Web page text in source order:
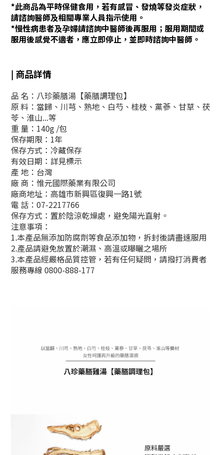
*此商品為平時保健食用，若有感冒、發燒等發炎症狀，
請諮詢醫師及相關專業人員指示使用。
*慢性病患者及孕婦請諮詢中醫師後再服用；服用期間或
服用後感覺不適者，應立即停止，並即時諮詢中醫師。
| 商品詳情
品 名：八珍藥膳湯【藥膳調理包】
原 料：當歸、川芎、熟地、白芍、桂枝、黨蔘、甘草、茯
苓、淮山...等
重 量：140g /包
保存期限：1年
保存方式：冷藏保存
有效日期：詳見標示
產 地：台灣
廠 商：惟元國際藥業有限公司
廠商地址：高雄市新興區復興一路1號
電 話：07-2217766
保存方式： 置於陰涼乾燥處 ， 避免陽光直射 。
注意事項：
1.本產品無添加防腐劑等食品添加物，拆封後請盡速服用
2.產品請避免放置於潮濕、高溫或曝曬之場所
3.本產品經嚴格品質控管，若有任何疑問，請撥打消費者
服務專線 0800-888-177